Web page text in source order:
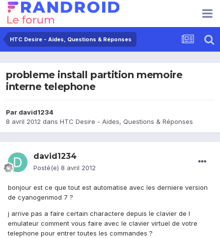
HTC Desire - Aides, Questions & Réponses
probleme install partition memoire
interne telephone
Par david1234
8 avril 2012 dans HTC Desire - Aides, Questions & Réponses
david1234
Posté(e) 8 avril 2012
bonjour est ce que tout est automatise avec les derniere version
de cyanogenmod 7 ?
j arrive pas a faire certain charactere depuis le clavier de l
emulateur comment vous faire avec le clavier virtuel de votre
telephone pour entrer toutes les commandes ?